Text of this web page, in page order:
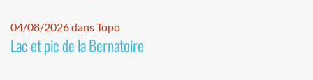
04/08/2026 dans Topo
Lac et pic de la Bernatoire